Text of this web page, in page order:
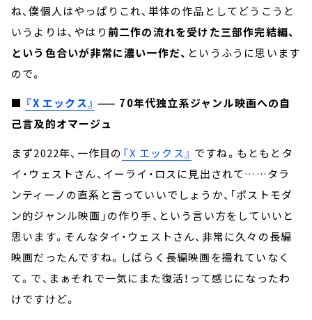
ね、僕個人はやっぱりこれ、単体の作品としてどうこうと
いうよりは、やはり 前二作の流れを受けた三部作完結編、
という色合いが非常に濃い一作だ、 というふうに思います
ので。
■ 『X エックス』 —— 70年代独立系ジャンル映画への自
己言及的オマージュ
まず2022年、一作目の 『X エックス』 ですね。もともとタ
イ・ウェストさん、イーライ・ロスに見出されて……タラ
ンティーノの直系と言っていいでしょうか、「ポストモダ
ン的ジャンル映画」の作り手、という言い方をしていいと
思います。そんなタイ・ウェストさん、非常に久々の長編
映画だったんですね。しばらく長編映画を撮れていなく
て。で、まぁそれで一気にまた復活！って感じになったわ
けですけど。